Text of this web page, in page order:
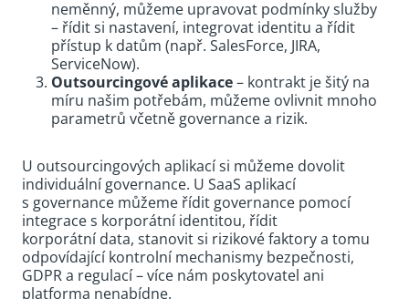
neměnný, můžeme upravovat podmínky služby
– řídit si nastavení, integrovat identitu a řídit
přístup k datům (např. SalesForce, JIRA,
ServiceNow).
Outsourcingové aplikace– kontrakt je šitý na
míru našim potřebám, můžeme ovlivnit mnoho
parametrů včetně governance a rizik.
U outsourcingových aplikací si můžeme dovolit
individuální governance. U SaaS aplikací
s governance můžeme řídit governance pomocí
integrace s korporátní identitou, řídit
korporátní data, stanovit si rizikové faktory a tomu
odpovídající kontrolní mechanismy bezpečnosti,
GDPR a regulací – více nám poskytovatel ani
platforma nenabídne.